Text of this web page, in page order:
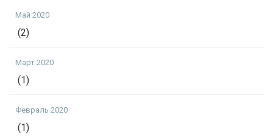
Май 2020
(2)
Март 2020
(1)
Февраль 2020
(1)